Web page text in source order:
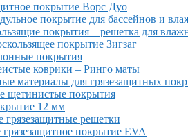
покрытие Ворс Дуо
покрытие для бассейнов и
покрытия – решетка для
покрытие Зигзаг
покрытия
коврики – Ринго маты
материалы для грязезащитных
щетинистые покрытия
12 мм
решетки
покрытие EVA